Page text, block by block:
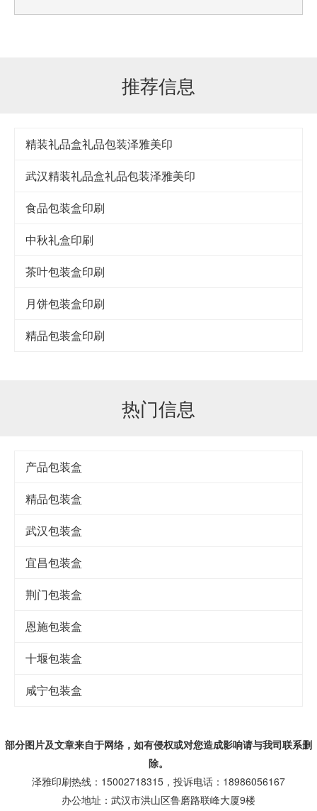
推荐信息
精装礼品盒礼品包装泽雅美印
武汉精装礼品盒礼品包装泽雅美印
食品包装盒印刷
中秋礼盒印刷
茶叶包装盒印刷
月饼包装盒印刷
精品包装盒印刷
热门信息
产品包装盒
精品包装盒
武汉包装盒
宜昌包装盒
荆门包装盒
恩施包装盒
十堰包装盒
咸宁包装盒
部分图片及文章来自于网络，如有侵权或对您造成影响请与我司联系删
除。
泽雅印刷热线：15002718315，投诉电话：18986056167
办公地址：武汉市洪山区鲁磨路联峰大厦9楼